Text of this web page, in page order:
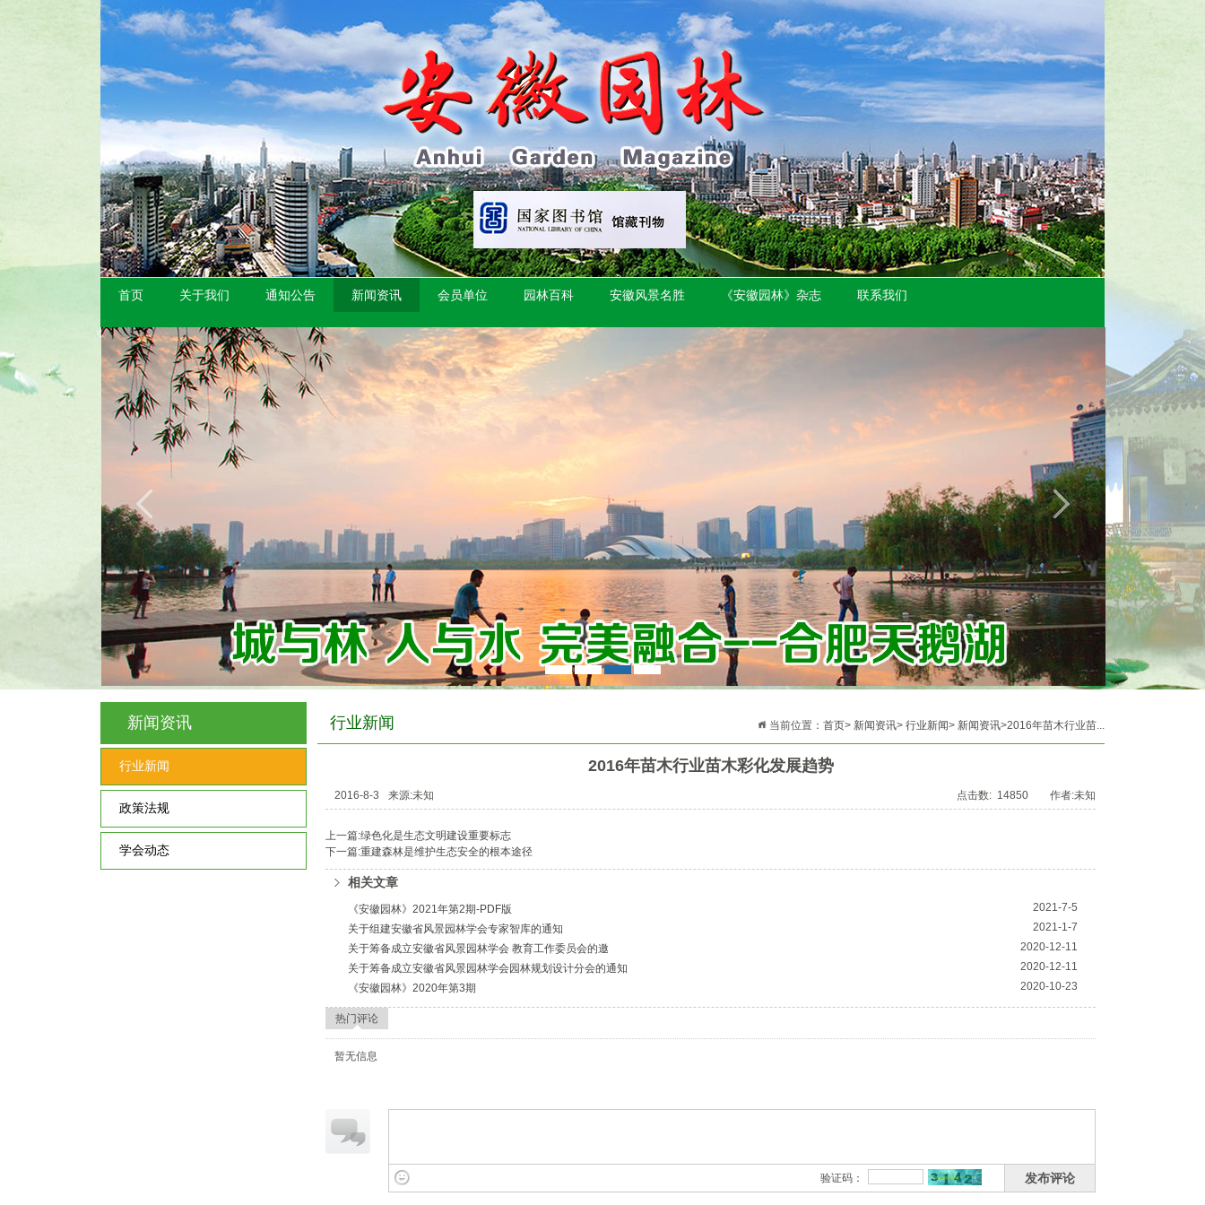
首页 关于我们 通知公告 新闻资讯 会员单位 园林百科 安徽风景名胜 《安徽园林》杂志 联系我们
新闻资讯
行业新闻
政策法规
学会动态
行业新闻 当前位置： 首页> 新闻资讯> 行业新闻> 新闻资讯>2016年苗木行业苗...
2016年苗木行业苗木彩化发展趋势
2016-8-3 来源:未知 点击数: 14850 作者:未知
上一篇:绿色化是生态文明建设重要标志
下一篇:重建森林是维护生态安全的根本途径
相关文章
《安徽园林》2021年第2期-PDF版
2021-7-5
关于组建安徽省风景园林学会专家智库的通知
2021-1-7
关于筹备成立安徽省风景园林学会 教育工作委员会的邀
2020-12-11
关于筹备成立安徽省风景园林学会园林规划设计分会的通知
2020-12-11
《安徽园林》2020年第3期
2020-10-23
热门评论
暂无信息
验证码： 发布评论